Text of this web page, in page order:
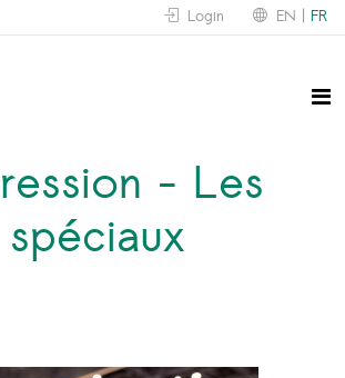
Login EN FR
- Les
spéciaux